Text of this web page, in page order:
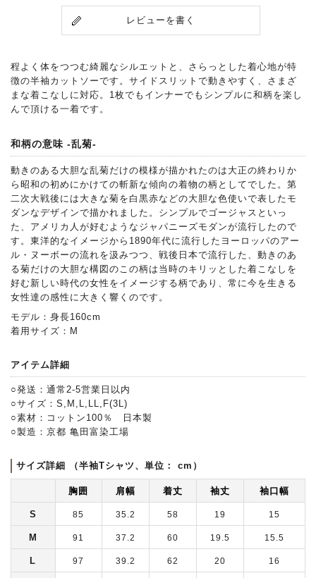
レビューを書く
程よく体をつつむ綺麗なシルエットと、さらっとした着心地が特
徴の半袖カットソーです。サイドスリットで動きやすく、さまざ
まな着こなしに対応。1枚でもインナーでもシンプルに和柄を楽し
んで頂ける一着です。
和柄の意味 -乱菊-
動きのある大胆な乱菊だけの模様が描かれたのは大正の終わりか
ら昭和の初めにかけての斬新な傾向の着物の柄としてでした。第
二次大戦後には大きな菊を白黒赤などの大胆な色使いで表したモ
ダンなデザインで描かれました。シンプルでゴージャスといっ
た、アメリカ人が好むようなジャパニーズモダンが流行したので
す。東洋的なイメージから1890年代に流行したヨーロッパのアー
ル・ヌーボーの流れを汲みつつ、戦後日本で流行した、動きのあ
る菊だけの大胆な構図のこの柄は当時のキリッとした着こなしを
好む新しい時代の女性をイメージする柄であり、常に今を生きる
女性達の感性に大きく響くのです。
モデル：身長160cm
着用サイズ：M
アイテム詳細
○発送：通常2-5営業日以内
○サイズ：S,M,L,LL,F(3L)
○素材：コットン100％ 日本製
○製造：京都 亀田富染工場
サイズ詳細 （半袖Tシャツ、単位： cm）
胸囲 肩幅 着丈 袖丈 袖口幅
S 85 35.2 58 19 15
M 91 37.2 60 19.5 15.5
L 97 39.2 62 20 16